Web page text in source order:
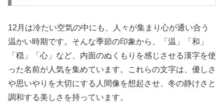
12月は冷たい空気の中にも、人々が集まり心が通い合う
温かい時期です。そんな季節の印象から、「温」「和」
「穏」「心」など、内面のぬくもりを感じさせる漢字を使
った名前が人気を集めています。これらの文字は、優しさ
や思いやりを大切にする人間像を想起させ、冬の静けさと
調和する美しさを持っています。